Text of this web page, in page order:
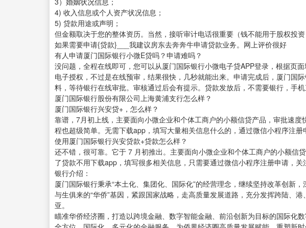
4) 收入信息或个人资产状况信息；
5) 贷款用途或声明；
但金额取决于您的整体资历。当然，接听审计电话很重要（钱不能用于股权投资
如果需要申请{贷款}___我建议房东去奔奔牛申请贷款业务。网上评价很好
有人申请厦门国际银行小微E贷吗？申请难吗？
没问题，全程在线即可，您可以从厦门国际银行小微电子贷APP登录，根据页
电子授权，不过是在线预审，结果很快，几秒就能出来。申请完成后，厦门国
料，等待银行在线审批。审核通过后会有提示。贷款发放后，不需要银行，手
厦门国际银行股份有限公司上海黄浦支行怎么样？
厦门国际银行兴安贷+，怎么样？
靠谱，7月初上线，主要面向小微企业和个体工商户的小额信贷产品，审批速
程也超级简单。无需下载app，填写大量相关信息什么的，通过微信小程序注册
使用厦门国际银行兴安贷款+贷款怎么样？
还不错，很可靠。它于 7 月初推出。主要面向小微企业和个体工商户的小额信
了贷款不用下载app，填写很多相关信息，只需要通过微信小程序注册申请，关
银行介绍：
厦门国际银行秉承“本土化、集团化、国际化”的经营理念，继续坚持改革创新
与生俱来的“华侨”基因，紧跟国家战略，走高质量发展道路，充分发挥跨陆、
亚。
瞄准华侨经济圈，打造以跨境金融、数字智能金融、前沿创新为目标的国际化